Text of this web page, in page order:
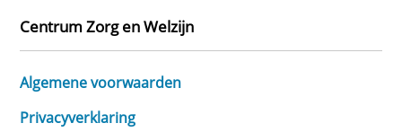
Centrum Zorg en Welzijn
Algemene voorwaarden
Privacyverklaring